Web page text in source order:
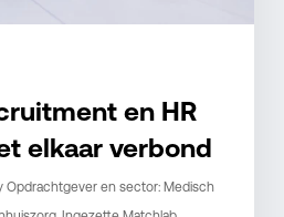
en HR
elkaar verbond
Opdrachtgever en sector: Medisch